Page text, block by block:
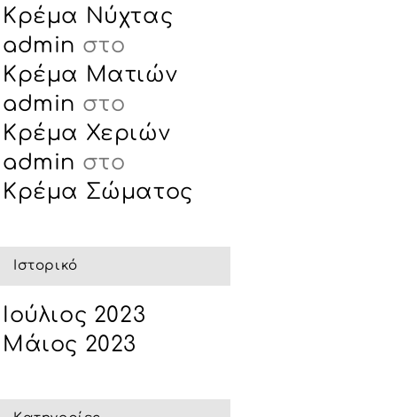
Κρέμα Νύχτας
admin στο
Κρέμα Ματιών
admin στο
Κρέμα Χεριών
admin στο
Κρέμα Σώματος
Ιστορικό
Ιούλιος 2023
Μάιος 2023